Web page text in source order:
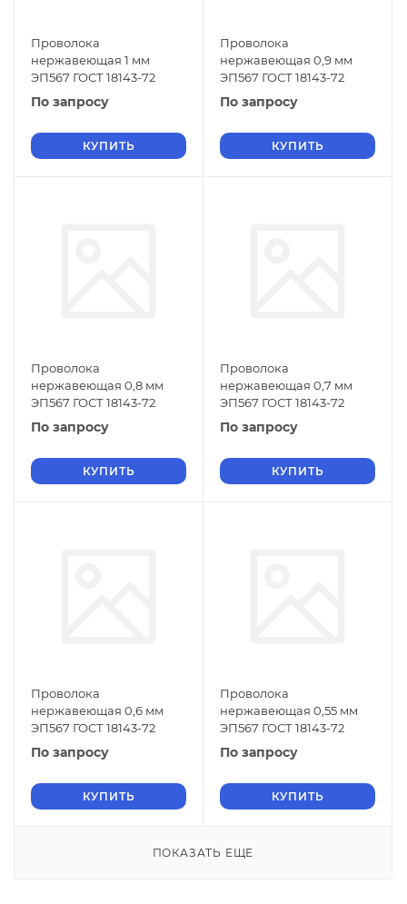
Проволока
нержавеющая 1 мм
ЭП567 ГОСТ 18143-72
По запросу
КУПИТЬ
Проволока
нержавеющая 0,9 мм
ЭП567 ГОСТ 18143-72
По запросу
КУПИТЬ
Проволока
нержавеющая 0,8 мм
ЭП567 ГОСТ 18143-72
По запросу
КУПИТЬ
Проволока
нержавеющая 0,7 мм
ЭП567 ГОСТ 18143-72
По запросу
КУПИТЬ
Проволока
нержавеющая 0,6 мм
ЭП567 ГОСТ 18143-72
По запросу
КУПИТЬ
Проволока
нержавеющая 0,55 мм
ЭП567 ГОСТ 18143-72
По запросу
КУПИТЬ
ПОКАЗАТЬ ЕЩЕ